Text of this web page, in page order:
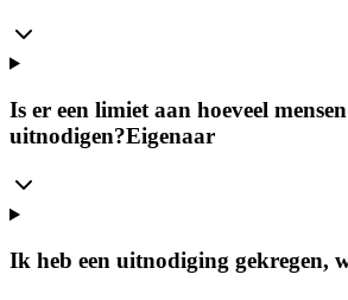
Is er een limiet aan hoeveel
uitnodigen?Eigenaar
Ik heb een uitnodiging gekregen,